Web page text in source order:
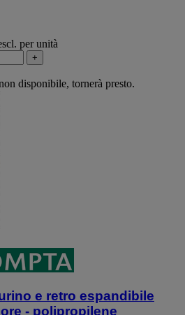
per unità
+
disponibile, tornerà presto.
e retro espandibile
- polipropilene